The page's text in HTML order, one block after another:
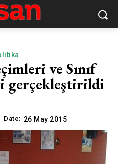
ve Sınıf
gerçekleştirildi
Date: 26 May 2015